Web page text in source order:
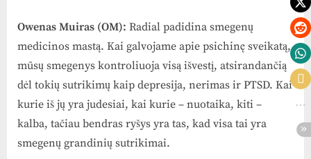
Owenas Muiras (OM): Radial padidina smegenų
medicinos mastą. Kai galvojame apie psichinę sveikatą,
mūsų smegenys kontroliuoja visą išvestį, atsirandančią
dėl tokių sutrikimų kaip depresija, nerimas ir PTSD. Kai
kurie iš jų yra judesiai, kai kurie – nuotaika, kiti –
kalba, tačiau bendras ryšys yra tas, kad visa tai yra
smegenų grandinių sutrikimai.